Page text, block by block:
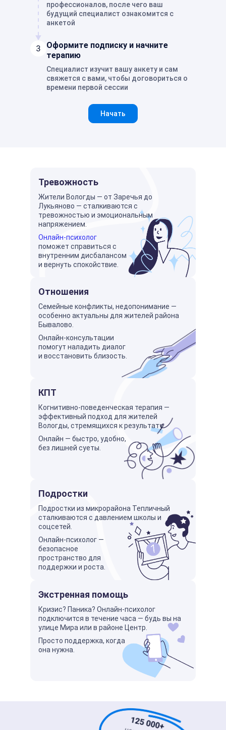
профессионалов, после чего ваш
будущий специалист ознакомится с
анкетой
Оформите подписку и начните
терапию
Специалист изучит вашу анкету и сам
свяжется с вами, чтобы договориться о
времени первой сессии
Начать
Тревожность
Жители Вологды — от Заречья до
Лукьяново — сталкиваются с
тревожностью и эмоциональным
напряжением.
Онлайн-психолог
поможет справиться с
внутренним дисбалансом
и вернуть спокойствие.
Отношения
Семейные конфликты, недопонимание —
особенно актуальны для жителей района
Бывалово.
Онлайн-консультации
помогут наладить диалог
и восстановить близость.
КПТ
Когнитивно-поведенческая терапия —
эффективный подход для жителей
Вологды, стремящихся к результату.
Онлайн — быстро, удобно,
без лишней суеты.
Подростки
Подростки из микрорайона Тепличный
сталкиваются с давлением школы и
соцсетей.
Онлайн-психолог —
безопасное
пространство для
поддержки и роста.
Экстренная помощь
Кризис? Паника? Онлайн-психолог
подключится в течение часа — будь вы на
улице Мира или в районе Центр.
Просто поддержка, когда
она нужна.